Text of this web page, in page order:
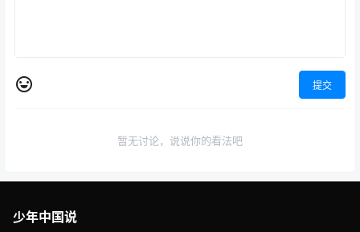
提交
暂无讨论，说说你的看法吧
少年中国说